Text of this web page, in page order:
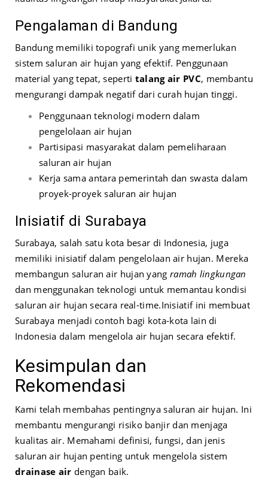
Pengalaman di Bandung
Bandung memiliki topografi unik yang memerlukan
sistem saluran air hujan yang efektif. Penggunaan
material yang tepat, seperti talang air PVC, membantu
mengurangi dampak negatif dari curah hujan tinggi.
Penggunaan teknologi modern dalam
pengelolaan air hujan
Partisipasi masyarakat dalam pemeliharaan
saluran air hujan
Kerja sama antara pemerintah dan swasta dalam
proyek-proyek saluran air hujan
Inisiatif di Surabaya
Surabaya, salah satu kota besar di Indonesia, juga
memiliki inisiatif dalam pengelolaan air hujan. Mereka
membangun saluran air hujan yang ramah lingkungan
dan menggunakan teknologi untuk memantau kondisi
saluran air hujan secara real-time.Inisiatif ini membuat
Surabaya menjadi contoh bagi kota-kota lain di
Indonesia dalam mengelola air hujan secara efektif.
Kesimpulan dan
Rekomendasi
Kami telah membahas pentingnya saluran air hujan. Ini
membantu mengurangi risiko banjir dan menjaga
kualitas air. Memahami definisi, fungsi, dan jenis
saluran air hujan penting untuk mengelola sistem
drainase air dengan baik.